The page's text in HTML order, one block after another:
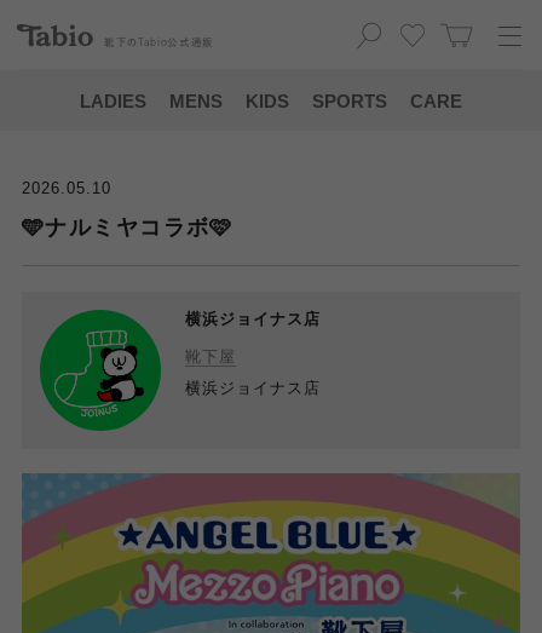
靴下の Tabio 公式通販
LADIES MENS KIDS SPORTS CARE
2026.05.10
🩵ナルミヤコラボ🩷
横浜ジョイナス店
靴下屋
横浜ジョイナス店